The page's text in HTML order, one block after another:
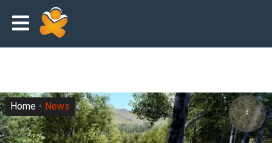
Home News